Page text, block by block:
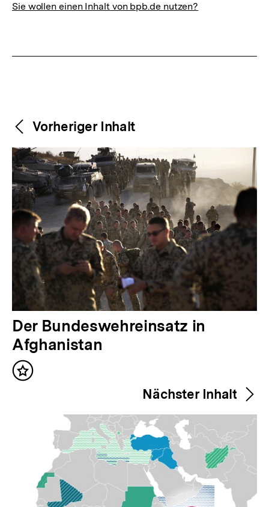
Sie wollen einen Inhalt von bpb.de nutzen?
Weitere
Inhalte
Content-
Navigation
Vorheriger Inhalt
V
o
r
h
Der Bundeswehreinsatz in
Afghanistan
Inhalt
Nächster Inhalt